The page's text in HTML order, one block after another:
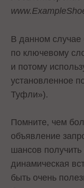
В данном
по ключевому
и потому
установленное
Туфли»).
Помните, чем
объявление
шансов
динамическая
быть очень